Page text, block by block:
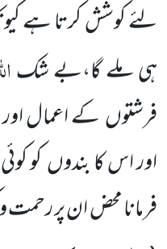
لئے کوشش کرتا ہے
ہی ملے گا،بے شک
فرشتوںکے اعمال
اور اس کا بندوںکو
فرمانا محض ان پر